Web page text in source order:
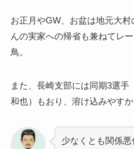
お正月やGW、お盆は地元大
んの実家への帰省も兼ねてレ
鳥。
また、長崎支部には同期3選
和也）もおり、溶け込みやすか
少なくとも関係